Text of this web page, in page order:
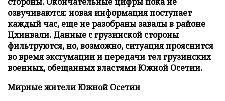
озвучиваются: новая информация поступает
каждый час, еще не разобраны завалы в районе
Цхинвали. Данные с грузинской стороны
фильтруются, но, возможно, ситуация прояснится
во время эксгумации и передачи тел грузинских
военных, обещанных властями Южной Осетии.
Мирные жители Южной Осетии